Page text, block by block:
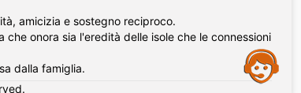
amicizia e sostegno reciproco.
onora sia l'eredità delle isole che le connessioni
dalla famiglia.